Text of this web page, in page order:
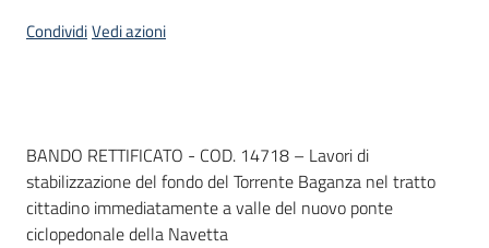
CondividiVedi azioni
Dati del bando
BANDO RETTIFICATO - COD. 14718 – Lavori di
stabilizzazione del fondo del Torrente Baganza nel tratto
cittadino immediatamente a valle del nuovo ponte
ciclopedonale della Navetta